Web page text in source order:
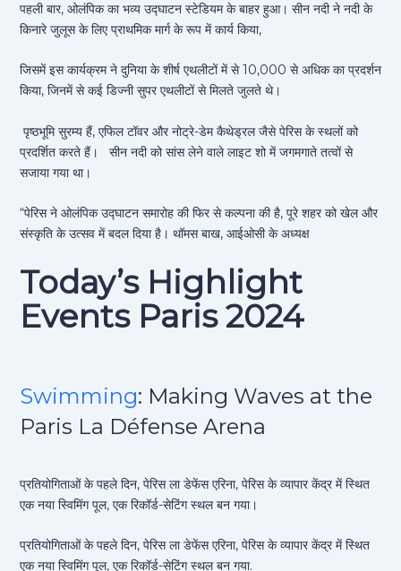
पहली बार, ओलंपिक का भव्य उद्घाटन स्टेडियम के बाहर हुआ। सीन नदी ने नदी के
किनारे जुलूस के लिए प्राथमिक मार्ग के रूप में कार्य किया,
जिसमें इस कार्यक्रम ने दुनिया के शीर्ष एथलीटों में से 10,000 से अधिक का प्रदर्शन
किया, जिनमें से कई डिज्नी सुपर एथलीटों से मिलते जुलते थे।
पृष्ठभूमि सुरम्य हैं, एफिल टॉवर और नोट्रे-डेम कैथेड्रल जैसे पेरिस के स्थलों को
प्रदर्शित करते हैं। सीन नदी को सांस लेने वाले लाइट शो में जगमगाते तत्वों से
सजाया गया था।
“पेरिस ने ओलंपिक उद्घाटन समारोह की फिर से कल्पना की है, पूरे शहर को खेल और
संस्कृति के उत्सव में बदल दिया है। थॉमस बाख, आईओसी के अध्यक्ष
Today’s Highlight
Events Paris 2024
Swimming: Making Waves at the
Paris La Défense Arena
प्रतियोगिताओं के पहले दिन, पेरिस ला डेफेंस एरिना, पेरिस के व्यापार केंद्र में स्थित
एक नया स्विमिंग पूल, एक रिकॉर्ड-सेटिंग स्थल बन गया।
प्रतियोगिताओं के पहले दिन, पेरिस ला डेफेंस एरिना, पेरिस के व्यापार केंद्र में स्थित
एक नया स्विमिंग पूल, एक रिकॉर्ड-सेटिंग स्थल बन गया.